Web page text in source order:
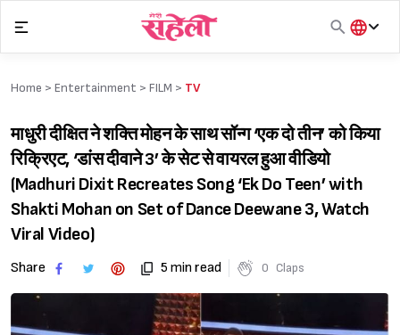
content
हिंदी
Home > Entertainment > FILM > TV
माधुरी दीक्षित ने शक्ति मोहन के साथ सॉन्ग ‘एक दो तीन’ को किया
रिक्रिएट, ‘डांस दीवाने 3’ के सेट से वायरल हुआ वीडियो
(Madhuri Dixit Recreates Song ‘Ek Do Teen’ with
Shakti Mohan on Set of Dance Deewane 3, Watch
Viral Video)
Share 5 min read 0 Claps